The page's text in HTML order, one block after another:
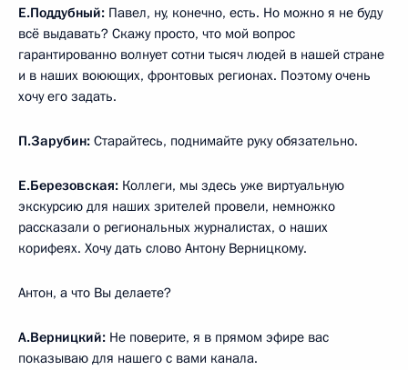
Е.Поддубный: Павел, ну, конечно, есть. Но можно я не буду
всё выдавать? Скажу просто, что мой вопрос
гарантированно волнует сотни тысяч людей в нашей стране
и в наших воюющих, фронтовых регионах. Поэтому очень
хочу его задать.
П.Зарубин: Старайтесь, поднимайте руку обязательно.
Е.Березовская: Коллеги, мы здесь уже виртуальную
экскурсию для наших зрителей провели, немножко
рассказали о региональных журналистах, о наших
корифеях. Хочу дать слово Антону Верницкому.
Антон, а что Вы делаете?
А.Верницкий: Не поверите, я в прямом эфире вас
показываю для нашего с вами канала.